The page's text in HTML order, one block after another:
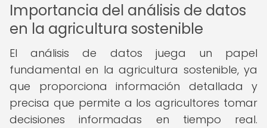
Importancia del análisis de datos
en la agricultura sostenible
El análisis de datos juega un papel
fundamental en la agricultura sostenible, ya
que proporciona información detallada y
precisa que permite a los agricultores tomar
decisiones informadas en tiempo real.